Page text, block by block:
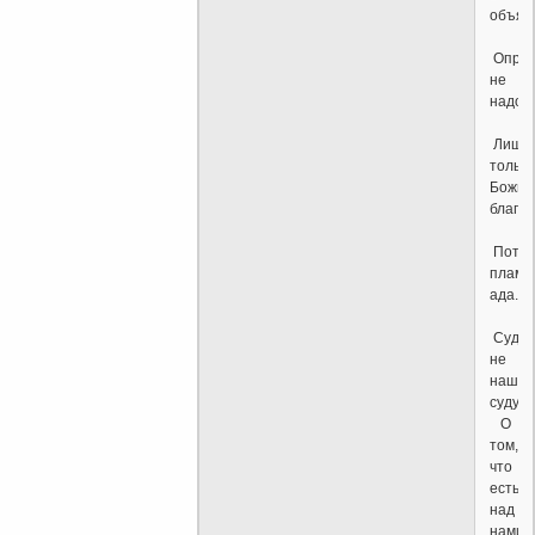
не
надо.
Лишь
только
Божья
пламя
ада.
не
суду
О
том,
что
есть
над
нами.